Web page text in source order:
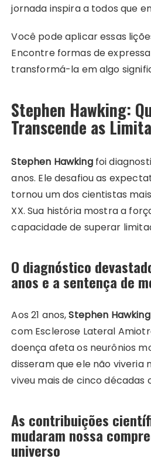
jornada inspira a todos que
Você pode aplicar essas
Encontre formas de
transformá-la em algo
Stephen Hawking:
Transcende as
Stephen Hawkingfoi
anos. Ele desafiou as
tornou um dos cientistas
XX. Sua história mostra a
capacidade de superar
O diagnóstico
anos e a sentença de
Aos 21 anos,Stephen Hawking
com Esclerose Lateral
doença afeta os neurônios
disseram que ele não viveria
viveu mais de cinco décadas
As contribuições
mudaram nossa
universo